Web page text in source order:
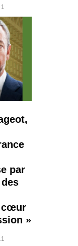
par
des
cœur
»